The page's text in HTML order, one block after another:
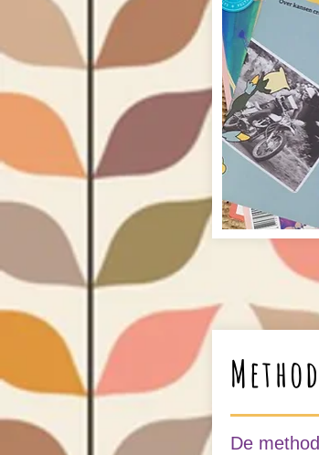
De